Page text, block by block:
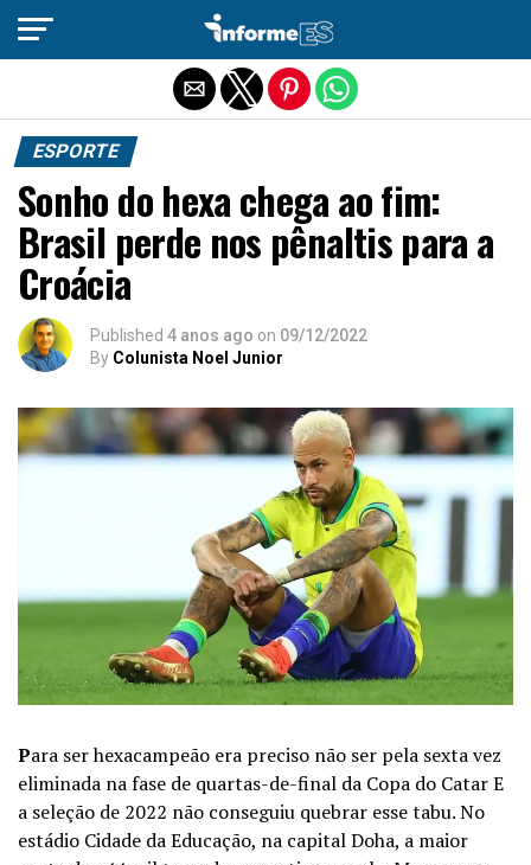
ESPORTE
Sonho do hexa chega ao fim:
Brasil perde nos pênaltis para a
Croácia
Published 4 anos ago on 09/12/2022
By Colunista Noel Junior
Para ser hexacampeão era preciso não ser pela sexta vez
eliminada na fase de quartas-de-final da Copa do Catar E
a seleção de 2022 não conseguiu quebrar esse tabu. No
estádio Cidade da Educação, na capital Doha, a maior
Sair da versão mobile